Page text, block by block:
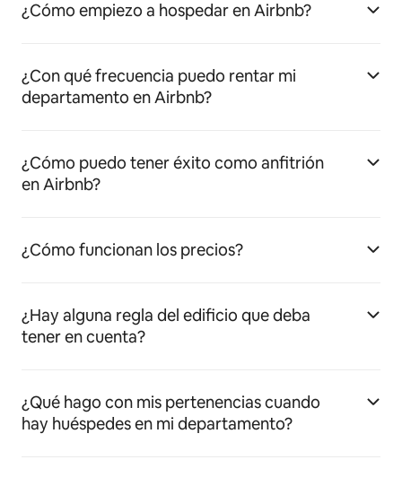
¿Cómo empiezo a hospedar en Airbnb?
¿Con qué frecuencia puedo rentar mi
departamento en Airbnb?
¿Cómo puedo tener éxito como anfitrión
en Airbnb?
¿Cómo funcionan los precios?
¿Hay alguna regla del edificio que deba
tener en cuenta?
¿Qué hago con mis pertenencias cuando
hay huéspedes en mi departamento?